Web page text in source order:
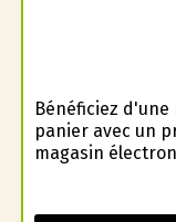
Bénéficiez
panier avec un
magasin